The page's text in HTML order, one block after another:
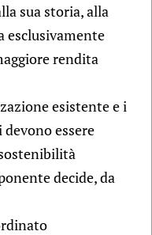
sua storia, alla
esclusivamente
rendita
esistente e i
essere
decide, da